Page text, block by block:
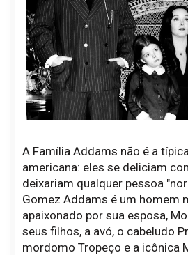
A Família Addams não é a
americana: eles se deliciam
deixariam qualquer pessoa
Gomez Addams é um homem
apaixonado por sua esposa,
seus filhos, a avó, o cabeludo
mordomo Tropeço e a icônica